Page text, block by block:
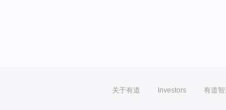
关于有道 Investors 有道